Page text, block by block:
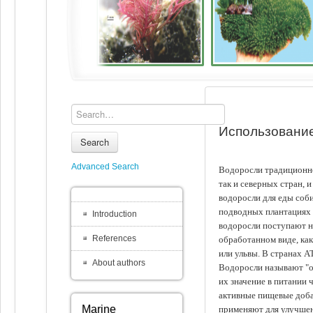
Водоросли
так и северных стран,
водоросли для еды
подводных
водоросли поступают
обработанном виде,
или ульвы. В странах
Водоросли называют
их значение в питании
активные пищевые
применяют для
Search
Advanced Search
Introduction
References
About authors
Marine